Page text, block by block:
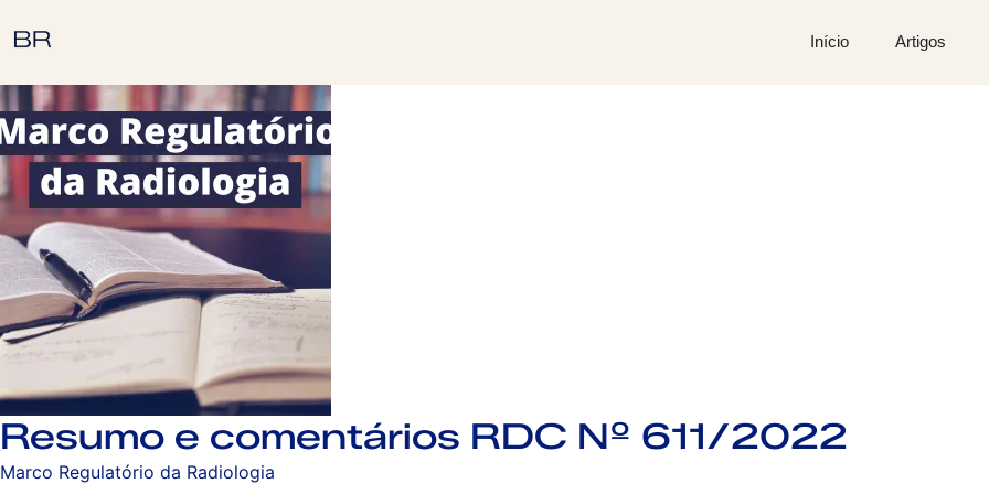
Início Artigos
Resumo e comentários RDC Nº 611/2022
Marco Regulatório da Radiologia